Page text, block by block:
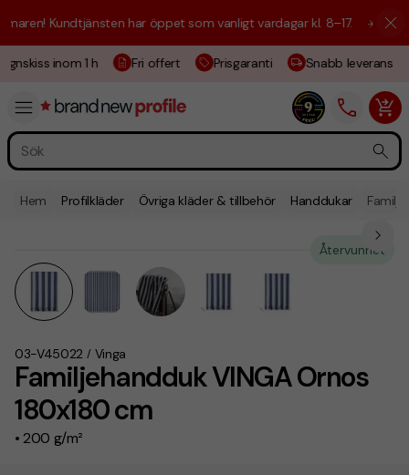
Kundtjänsten har öppet som vanligt vardagar kl. 8–17. ☀️ Vi är
inom 1 h Fri offert Prisgaranti Snabb leverans
Hem Profilkläder Övriga kläder & tillbehör Handdukar
Familjehandduk VINGA Ornos
180x180 cm
• 200 g/m²
03-V45022 / Vinga
Återvunnet